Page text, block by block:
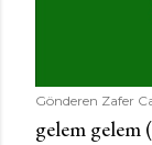
Gönderen Zafer
gelem gelem